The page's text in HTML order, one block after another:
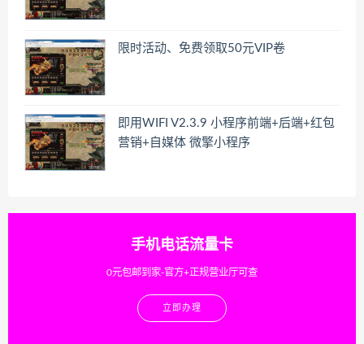
限时活动、免费领取50元VIP卷
即用WIFI V2.3.9 小程序前端+后端+红包
营销+自媒体 微擎小程序
手机电话流量卡
0元包邮到家-官方+正规营业厅可查
立即办理